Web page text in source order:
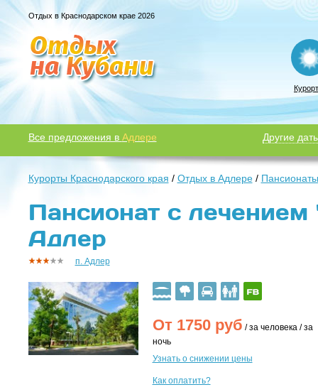
Отдых в Краснодарском крае 2026
Все предложения в Адлере Другие
Курорты Краснодарского края / Отдых в Адлере/
Пансионат с лечением
Адлер
п. Адлер
От 1750руб / за человека / за
ночь
Узнать о снижении цены
Как оплатить?